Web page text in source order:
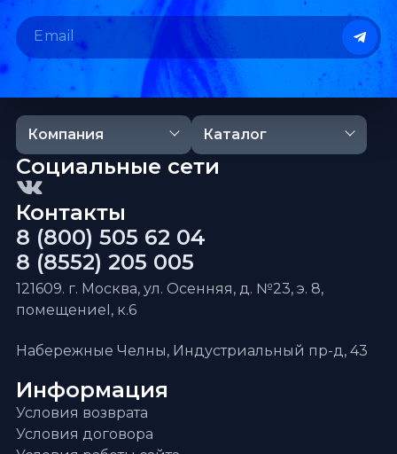
Компания Каталог
Информация
Условия возврата
Условия договора
Контакты
8 (800) 505 62 04
8 (8552) 205 005
121609. г. Москва, ул. Осенняя, д. №23, э. 8,
помещениеI, к.6
Набережные Челны, Индустриальный пр-д, 43
Социальные сети